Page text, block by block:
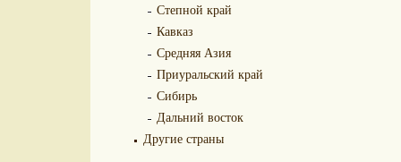
Степной край
Кавказ
Средняя Азия
Приуральский край
Сибирь
Дальний восток
Другие страны